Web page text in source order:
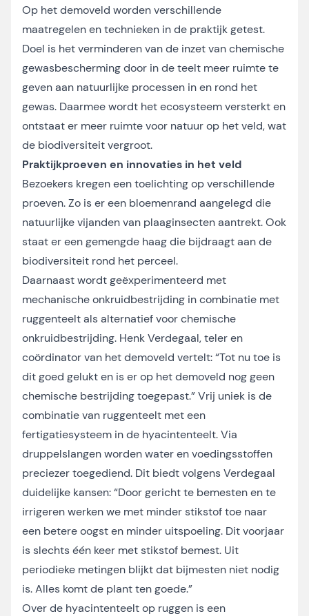
Op het demoveld worden verschillende
maatregelen en technieken in de praktijk getest.
Doel is het verminderen van de inzet van chemische
gewasbescherming door in de teelt meer ruimte te
geven aan natuurlijke processen in en rond het
gewas. Daarmee wordt het ecosysteem versterkt en
ontstaat er meer ruimte voor natuur op het veld, wat
de biodiversiteit vergroot.
Praktijkproeven en innovaties in het veld
Bezoekers kregen een toelichting op verschillende
proeven. Zo is er een bloemenrand aangelegd die
natuurlijke vijanden van plaaginsecten aantrekt. Ook
staat er een gemengde haag die bijdraagt aan de
biodiversiteit rond het perceel.
Daarnaast wordt geëxperimenteerd met
mechanische onkruidbestrijding in combinatie met
ruggenteelt als alternatief voor chemische
onkruidbestrijding. Henk Verdegaal, teler en
coördinator van het demoveld vertelt: “Tot nu toe is
dit goed gelukt en is er op het demoveld nog geen
chemische bestrijding toegepast.” Vrij uniek is de
combinatie van ruggenteelt met een
fertigatiesysteem in de hyacintenteelt. Via
druppelslangen worden water en voedingsstoffen
preciezer toegediend. Dit biedt volgens Verdegaal
duidelijke kansen: “Door gericht te bemesten en te
irrigeren werken we met minder stikstof toe naar
een betere oogst en minder uitspoeling. Dit voorjaar
is slechts één keer met stikstof bemest. Uit
periodieke metingen blijkt dat bijmesten niet nodig
is. Alles komt de plant ten goede.”
Over de hyacintenteelt op ruggen is een